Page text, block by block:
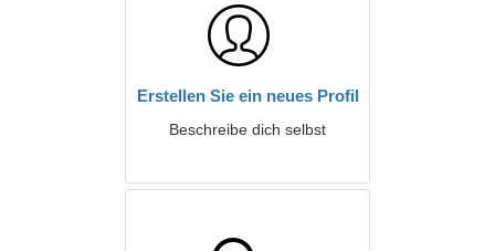
Erstellen Sie ein neues Profil
Beschreibe dich selbst